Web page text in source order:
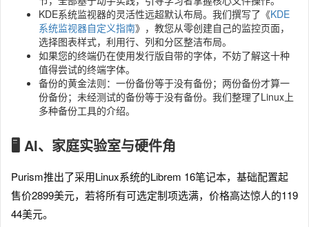
KDE系统监视器的灵活性远超默认布局。我们撰写了《KDE
系统监视器自定义指南》，教您从零创建自己的监控页面，
选择图表样式，利用行、列和分区整洁布局。
如果您的终端仍在使用发行版自带的字体，不妨了解这十种
值得尝试的终端字体。
备份的黄金法则：一份备份等于没有备份；两份备份才算一
份备份；未经测试的备份等于没有备份。我们整理了Linux上
多种备份工具的介绍。
🖥️ AI、家庭实验室与硬件角
Purism推出了采用Linux系统的Librem 16笔记本，基础配置起
售价2899美元，若将所有可选定制项选满，价格高达惊人的119
44美元。